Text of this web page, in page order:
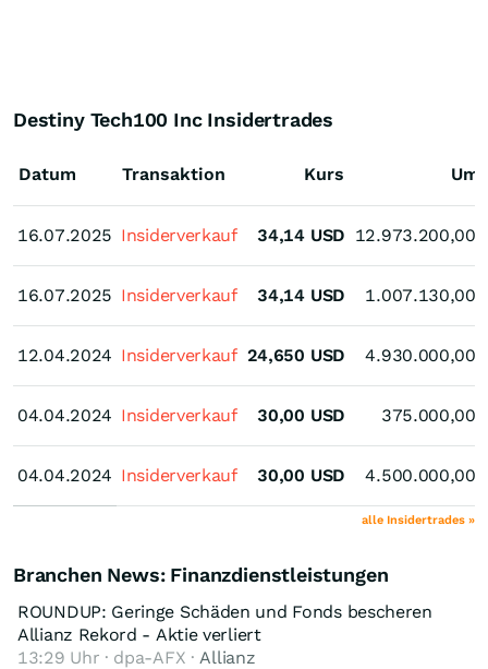
Destiny Tech100 Inc Insidertrades
Datum
16.07.2025
16.07.2025
12.04.2024
04.04.2024
04.04.2024
Transaktion Kurs
16.07.2025 Insiderverkauf 34,14 USD 12.973.200,00
16.07.2025 Insiderverkauf 34,14 USD 1.007.130,00
12.04.2024 Insiderverkauf 24,650 USD 4.930.000,00
04.04.2024 Insiderverkauf 30,00 USD 375.000,00
04.04.2024 Insiderverkauf 30,00 USD 4.500.000,00
alle Insidertrades »
Branchen News: Finanzdienstleistungen
ROUNDUP: Geringe Schäden und Fonds bescheren
Allianz Rekord - Aktie verliert
13:29 Uhr · dpa-AFX · Allianz